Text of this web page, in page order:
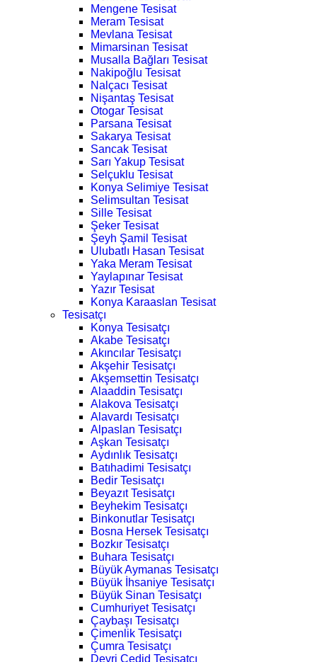
Mengene Tesisat
Meram Tesisat
Mevlana Tesisat
Mimarsinan Tesisat
Musalla Bağları Tesisat
Nakipoğlu Tesisat
Nalçacı Tesisat
Nişantaş Tesisat
Otogar Tesisat
Parsana Tesisat
Sakarya Tesisat
Sancak Tesisat
Sarı Yakup Tesisat
Selçuklu Tesisat
Konya Selimiye Tesisat
Selimsultan Tesisat
Sille Tesisat
Şeker Tesisat
Şeyh Şamil Tesisat
Ulubatlı Hasan Tesisat
Yaka Meram Tesisat
Yaylapınar Tesisat
Yazır Tesisat
Konya Karaaslan Tesisat
Tesisatçı
Konya Tesisatçı
Akabe Tesisatçı
Akıncılar Tesisatçı
Akşehir Tesisatçı
Akşemsettin Tesisatçı
Alaaddin Tesisatçı
Alakova Tesisatçı
Alavardı Tesisatçı
Alpaslan Tesisatçı
Aşkan Tesisatçı
Aydınlık Tesisatçı
Batıhadimi Tesisatçı
Bedir Tesisatçı
Beyazıt Tesisatçı
Beyhekim Tesisatçı
Binkonutlar Tesisatçı
Bosna Hersek Tesisatçı
Bozkır Tesisatçı
Buhara Tesisatçı
Büyük Aymanas Tesisatçı
Büyük İhsaniye Tesisatçı
Büyük Sinan Tesisatçı
Cumhuriyet Tesisatçı
Çaybaşı Tesisatçı
Çimenlik Tesisatçı
Çumra Tesisatçı
Devri Cedid Tesisatçı